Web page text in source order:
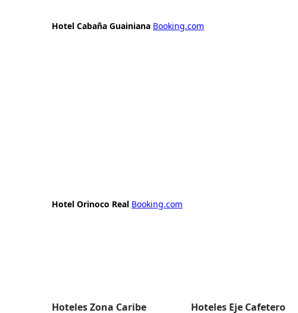
Hotel Cabaña Guainiana Booking.com
Hotel Orinoco Real Booking.com
Hoteles Zona Caribe Hoteles Eje Cafetero